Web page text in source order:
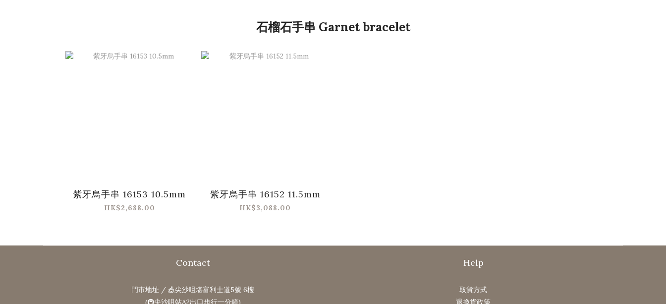
石榴石手串 Garnet bracelet
紫牙烏手串 16153 10.5mm
HK$2,688.00
紫牙烏手串 16152 11.5mm
HK$3,088.00
Contact
門市地址 / 🎪尖沙咀堪富利士道5號 6樓
(🚇尖沙咀站A2出口步行一分鐘)
Help
取貨方式
退換貨政策